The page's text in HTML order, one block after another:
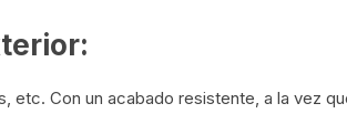
etc. Con un acabado resistente, a la vez